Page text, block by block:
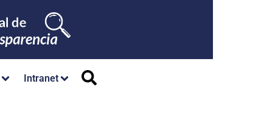
Intranet